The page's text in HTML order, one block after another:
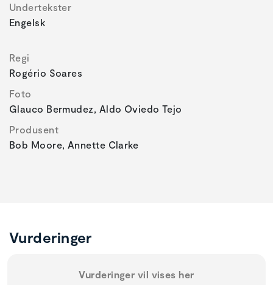
Undertekster
Engelsk
Regi
Rogério Soares
Foto
Glauco Bermudez, Aldo Oviedo Tejo
Produsent
Bob Moore, Annette Clarke
Vurderinger
Vurderinger vil vises her